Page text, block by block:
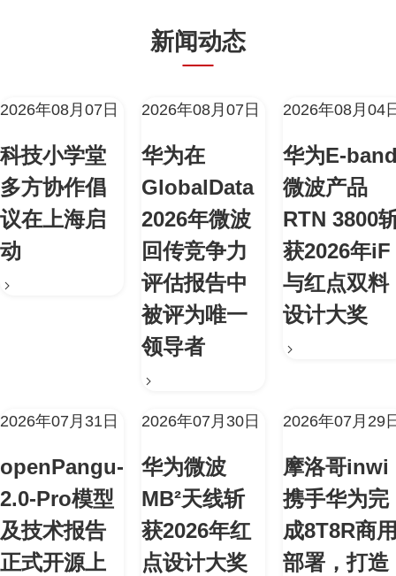
新闻动态
2026年08月07日
科技小学堂
多方协作倡
议在上海启
动
2026年08月07日
华为在
GlobalData
2026年微波
回传竞争力
评估报告中
被评为唯一
领导者
2026年08月04
华为E-
微波产品
RTN 3800
获2026年iF
与红点双料
设计大奖
2026年07月31日
openPangu-
2.0-Pro模型
及技术报告
正式开源上
2026年07月30日
华为微波
MB²天线斩
获2026年红
点设计大奖
2026年07月29
摩洛哥inwi
携手华为完
成8T8R商
部署，打造